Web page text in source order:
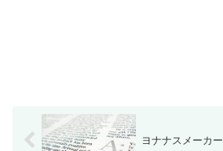
ヨナナスメーカー